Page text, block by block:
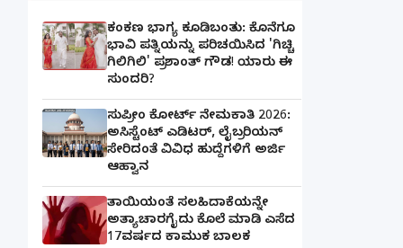
ಕಂಕಣ ಭಾಗ್ಯ ಕೂಡಿಬಂತು: ಕೊನೆಗೂ
ಭಾವಿ ಪತ್ನಿಯನ್ನು ಪರಿಚಯಿಸಿದ 'ಗಿಚ್ಚಿ
ಗಿಲಿಗಿಲಿ' ಪ್ರಶಾಂತ್ ಗೌಡ! ಯಾರು ಈ
ಸುಂದರಿ?
ಸುಪ್ರೀಂ ಕೋರ್ಟ್ ನೇಮಕಾತಿ 2026:
ಅಸಿಸ್ಟೆಂಟ್ ಎಡಿಟರ್, ಲೈಬ್ರರಿಯನ್
ಸೇರಿದಂತೆ ವಿವಿಧ ಹುದ್ದೆಗಳಿಗೆ ಅರ್ಜಿ
ಆಹ್ವಾನ
ತಾಯಿಯಂತೆ ಸಲಹಿದಾಕೆಯನ್ನೇ
ಅತ್ಯಾಚಾರಗೈದು ಕೊಲೆ ಮಾಡಿ ಎಸೆದ
17ವರ್ಷದ ಕಾಮುಕ ಬಾಲಕ